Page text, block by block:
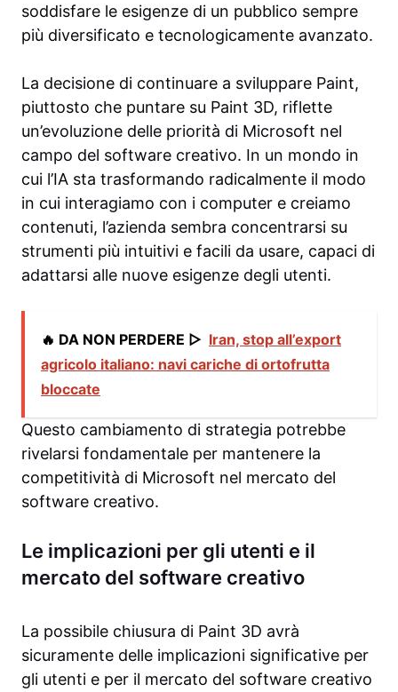
soddisfare le esigenze di un pubblico sempre
più diversificato e tecnologicamente avanzato.
La decisione di continuare a sviluppare Paint,
piuttosto che puntare su Paint 3D, riflette
un’evoluzione delle priorità di Microsoft nel
campo del software creativo. In un mondo in
cui l’IA sta trasformando radicalmente il modo
in cui interagiamo con i computer e creiamo
contenuti, l’azienda sembra concentrarsi su
strumenti più intuitivi e facili da usare, capaci di
adattarsi alle nuove esigenze degli utenti.
🔥 DA NON PERDERE ▷ Iran, stop all’export
agricolo italiano: navi cariche di ortofrutta
bloccate
Questo cambiamento di strategia potrebbe
rivelarsi fondamentale per mantenere la
competitività di Microsoft nel mercato del
software creativo.
Le implicazioni per gli utenti e il
mercato del software creativo
La possibile chiusura di Paint 3D avrà
sicuramente delle implicazioni significative per
gli utenti e per il mercato del software creativo